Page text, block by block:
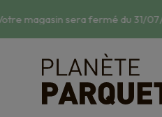
magasin sera fermé du 31/